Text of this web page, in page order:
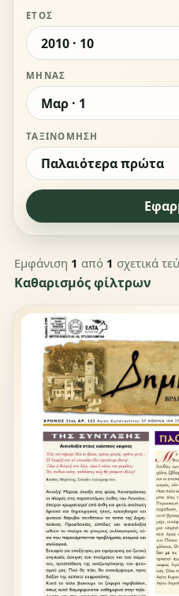
ΈΤΟΣ
ΜΉΝΑΣ
ΤΑΞΙΝΌΜΗΣΗ
Εμφάνιση 1 από 1 σχετικά
Καθαρισμός φίλτρων